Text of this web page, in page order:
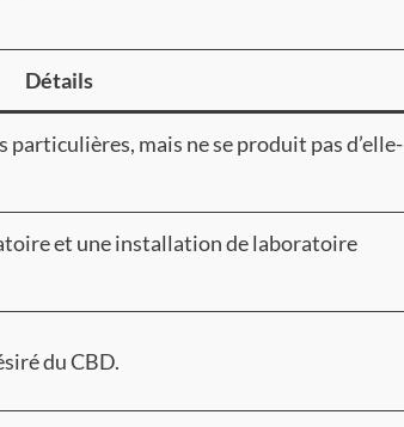
Détails
particulières, mais ne se produit pas d’elle-
et une installation de laboratoire
du CBD.